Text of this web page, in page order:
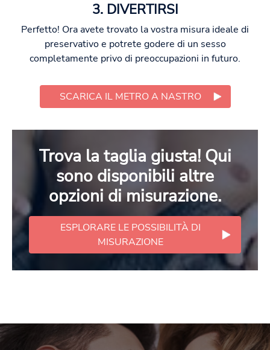
3. DIVERTIRSI
Perfetto! Ora avete trovato la vostra misura ideale di
preservativo e potrete godere di un sesso
completamente privo di preoccupazioni in futuro.
SCARICA IL METRO A NASTRO
Trova la taglia giusta! Qui
sono disponibili altre
opzioni di misurazione.
ESPLORARE LE POSSIBILITÀ DI
MISURAZIONE